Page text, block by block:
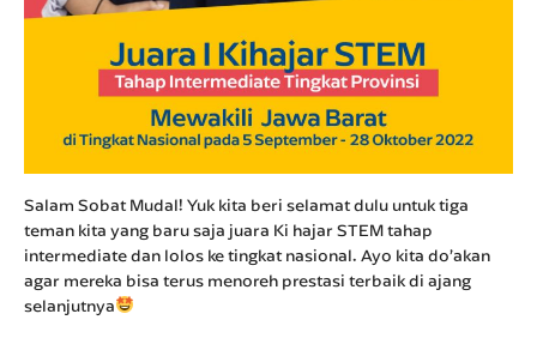
Salam Sobat Mudal! Yuk kita beri selamat dulu untuk tiga
teman kita yang baru saja juara Ki hajar STEM tahap
intermediate dan lolos ke tingkat nasional. Ayo kita do’akan
agar mereka bisa terus menoreh prestasi terbaik di ajang
selanjutnya